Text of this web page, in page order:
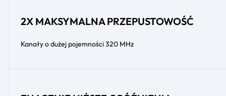
2X MAKSYMALNA PRZEPUSTOWOŚĆ
Kanały o dużej pojemności 320 MHz